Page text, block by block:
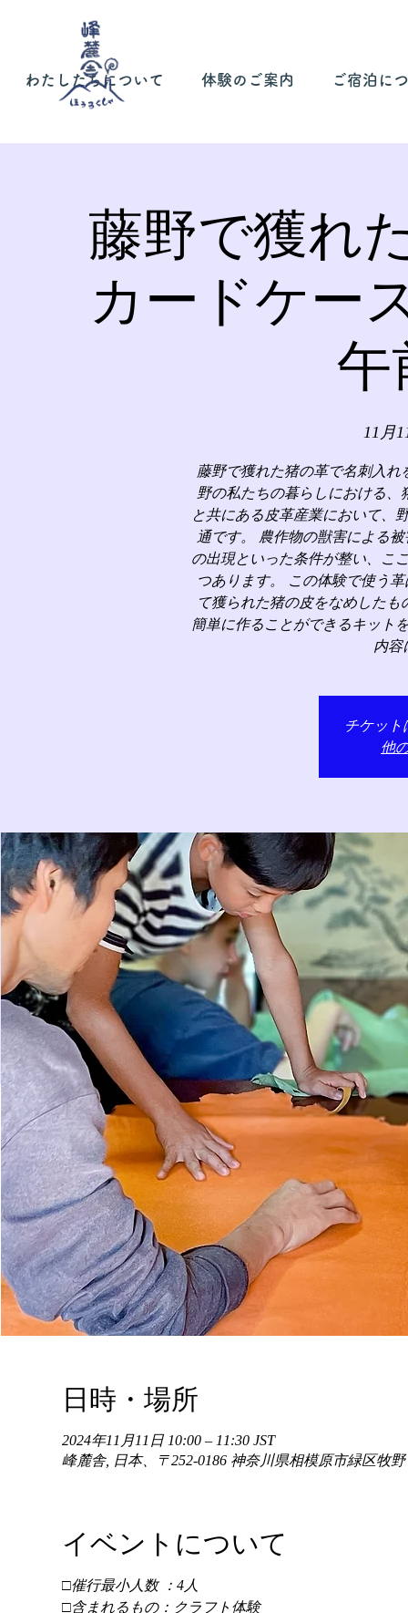
わたしたちについて 体験のご案内 ご宿泊に
藤野で獲れ
カードケー
午
11月
藤野で獲れた猪の革で名刺入
野の私たちの暮らしにおける
と共にある皮革産業において、
通です。 農作物の獣害による
の出現といった条件が整い、こ
つあります。 この体験で使う
て獲られた猪の皮をなめした
簡単に作ることができるキット
内容
チケット
他
日時・場所
2024年11月11日 10:00 – 11:30 JST
峰麓舎, 日本、〒252-0186 神奈川県相模原市緑区牧
イベントについて
□催行最小人数 ：4人
□含まれるもの：クラフト体験